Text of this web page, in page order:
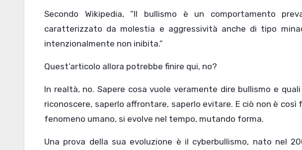
Secondo Wikipedia, “Il bullismo è un comportamento
caratterizzato da molestia e aggressività anche di tipo
intenzionalmente non inibita.”
Quest’articolo allora potrebbe finire qui, no?
In realtà, no. Sapere cosa vuole veramente dire bullismo e
riconoscere, saperlo affrontare, saperlo evitare. E ciò non è così
fenomeno umano, si evolve nel tempo, mutando forma.
Una prova della sua evoluzione è il cyberbullismo, nato nel